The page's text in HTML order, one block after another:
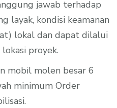
jawab terhadap
layak, kondisi keamanan
lokal dan dapat dilalui
proyek.
mobil molen besar 6
minimum Order